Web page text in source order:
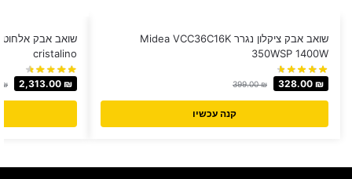
שואב אבק ציקלון נגרר Midea VCC36C16K
350WSP 1400W
399.00₪ 328.00 ₪
קנה עכשיו
cristalino
₪ 2,313.00 ₪